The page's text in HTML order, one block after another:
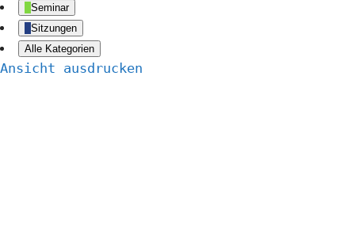
Seminar
Sitzungen
Alle Kategorien
Ansicht ausdrucken